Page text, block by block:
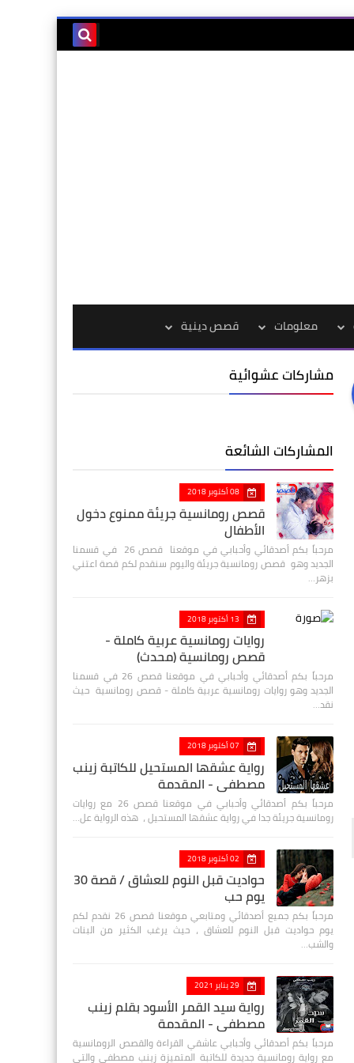
معلومات قصص دينية
مشاركات عشوائية
المشاركات الشائعة
08 أكتوبر 2018
قصص رومانسية جريئة ممنوع دخول
الأطفال
مرحباً بكم أصدقائي وأحبابي في موقعنا قصص 26 في قسمنا
الجديد وهو قصص رومانسية جريئة واليوم سنقدم لكم قصة اعتني
بزهر…
13 أكتوبر 2018
روايات رومانسية عربية كاملة -
قصص رومانسية (محدث)
مرحباً بكم أصدقائي وأحبابي في موقعنا قصص 26 في قسمنا
الجديد وهو روايات رومانسية عربية كاملة - قصص رومانسية حيث
نقد…
07 أكتوبر 2018
رواية عشقها المستحيل للكاتبة زينب
مصطفي - المقدمة
مرحباً بكم أصدقائي وأحبابي في موقعنا قصص 26 مع روايات
رومانسية جريئة جدا في رواية عشقها المستحيل ، هذه الرواية عل…
02 أكتوبر 2018
حواديت قبل النوم للعشاق / قصة 30
يوم حب
مرحباً بكم جميع أصدقائي ومتابعي موقعنا قصص 26 نقدم لكم
يوم حواديت قبل النوم للعشاق ، حيث يرغب الكثير من البنات
والشب…
29 يناير 2021
رواية سيد القمر الأسود بقلم زينب
مصطفي - المقدمة
مرحباً بكم أصدقائي وأحبابي عاشقي القراءة والقصص الرومانسية
مع رواية رومانسية جديدة للكاتبة المتميزة زينب مصطفى والتي